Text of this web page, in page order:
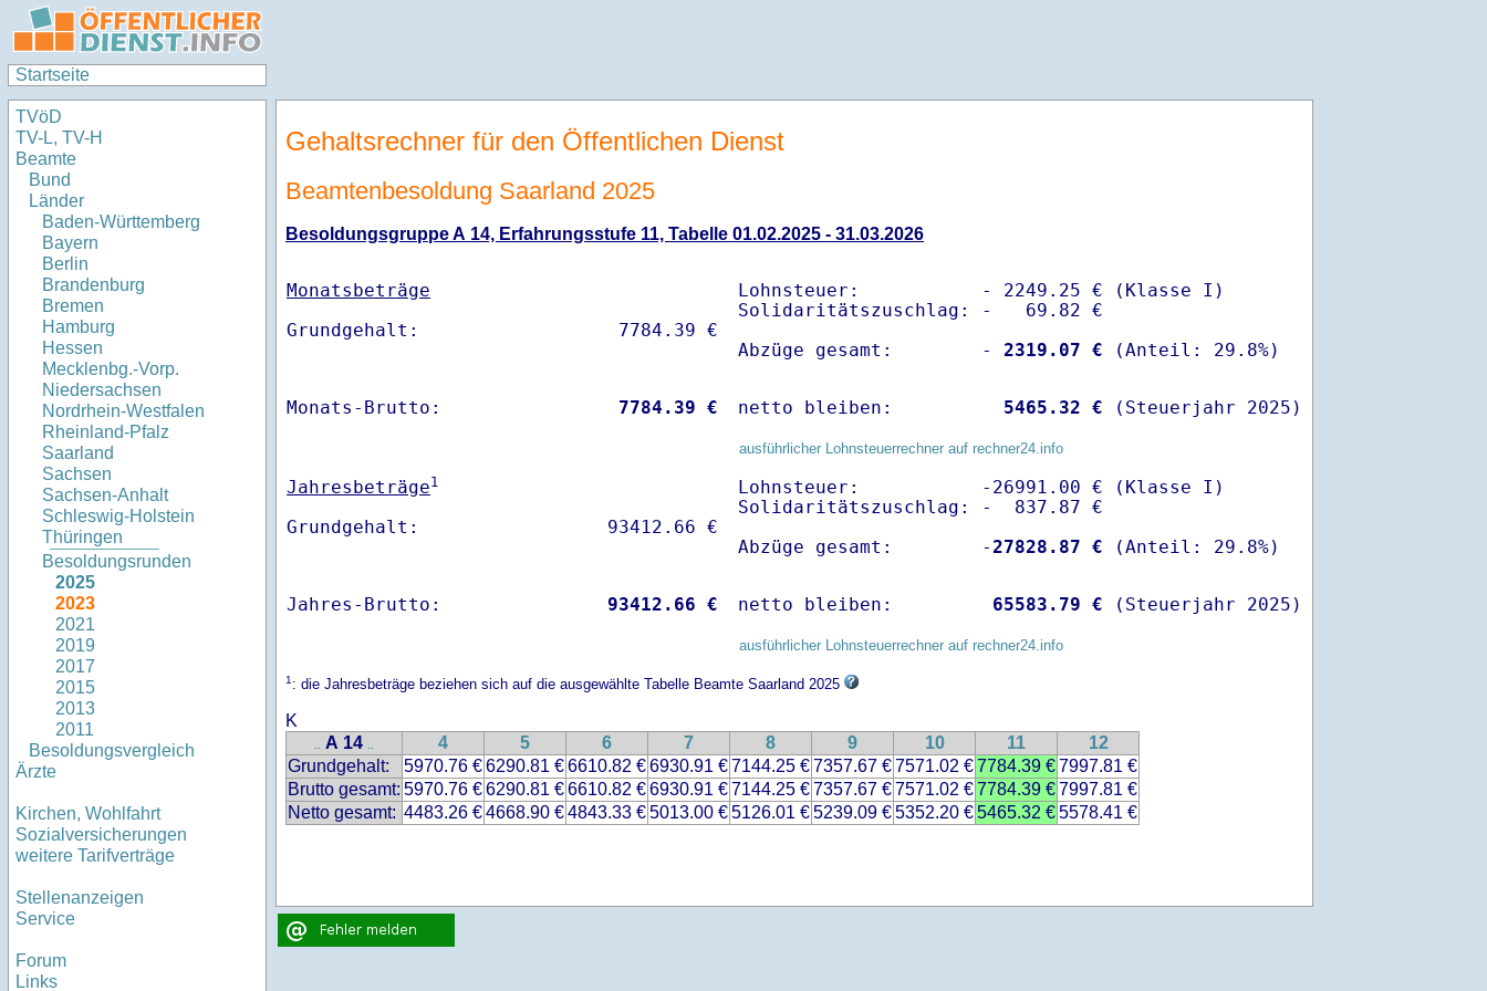
Startseite
TVöD
TV-L, TV-H
Beamte
Bund
Länder
Baden-Württemberg
Bayern
Berlin
Brandenburg
Bremen
Hamburg
Hessen
Mecklenbg.-Vorp.
Niedersachsen
Nordrhein-Westfalen
Rheinland-Pfalz
Saarland
Sachsen
Sachsen-Anhalt
Schleswig-Holstein
Thüringen
Besoldungsrunden
2025
2023
2021
2019
2017
2015
2013
2011
Besoldungsvergleich
Ärzte
Kirchen, Wohlfahrt
Sozialversicherungen
weitere Tarifverträge
Stellenanzeigen
Service
Forum
Links
Gehaltsrechner für den Öffentlichen Dienst
Beamtenbesoldung Saarland 2025
Besoldungsgruppe A 14, Erfahrungsstufe 11, Tabelle 01.02.2025 - 31.03.2026
Monatsbeträge
Lohnsteuer:           - 2249.25 € (Klasse I)
Solidaritätszuschlag: -   69.82 €
Abzüge gesamt:        -
2319.07 €
Monats-Brutto: 7784.39 € netto bleiben: 5465.32 € (Steuerjahr 2025)
ausführlicher Lohnsteuerrechner auf rechner24.info
Jahresbeträge1
Lohnsteuer:           -26991.00 € (Klasse I)
Solidaritätszuschlag: -  837.87 €
Abzüge gesamt:        -27828.87 €
Jahres-Brutto: 93412.66 € netto bleiben: 65583.79 € (Steuerjahr 2025)
ausführlicher Lohnsteuerrechner auf rechner24.info
1: die Jahresbeträge beziehen sich auf die ausgewählte Tabelle Beamte Saarland 2025
K
.. A 14 .. 4 5 6 7 8 9 10 11
12
Grundgehalt:
5970.76 €6290.81 €6610.82 €6930.91 €7144.25 €7357.67 €7571.02 €7784.39 €7997.81 €
Brutto gesamt: 5970.76 €6290.81 €6610.82 €6930.91 €7144.25 €7357.67 €7571.02 €7784.39 €7997.81 €
Netto gesamt: 4483.26 €4668.90 €4843.33 €5013.00 €5126.01 €5239.09 €5352.20 €5465.32 €5578.41 €